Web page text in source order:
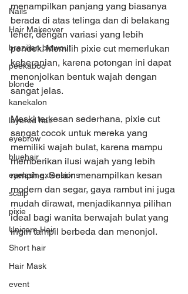
Nails
Hair Makeover
brazilian blowout
peekaboo
blonde
kanekalon
layered hair
eyebrow
bluehair
eyelash extensions
scalp
pixie
Unicorn Hair
Short hair
Hair Mask
event
menampilkan panjang yang biasanya
berada di atas telinga dan di belakang
leher, dengan variasi yang lebih
pendek. Memilih pixie cut memerlukan
keberanian, karena potongan ini dapat
menonjolkan bentuk wajah dengan
sangat jelas.
Meski terkesan sederhana, pixie cut
sangat cocok untuk mereka yang
memiliki wajah bulat, karena mampu
memberikan ilusi wajah yang lebih
ramping. Selain menampilkan kesan
modern dan segar, gaya rambut ini juga
mudah dirawat, menjadikannya pilihan
ideal bagi wanita berwajah bulat yang
ingin tampil berbeda dan menonjol.